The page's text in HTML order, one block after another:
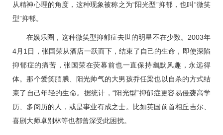
从精神心理的角度，这种现象被称之为“阳光型”抑郁，也叫“微笑
型”抑郁。
在娱乐圈，这种微笑型抑郁症去世的明星不在少数。2003年
4月1日，张国荣从酒店一跃而下，结束了自己的生命，即使深陷
抑郁症的痛苦，张国荣在荧幕前也一直保持幽默风趣，永远得
体。那个爱笑腼腆、阳光帅气的大男孩乔任梁也以自杀的方式结
束了自己年轻的生命。据统计，“阳光型”抑郁症更容易侵袭高学
历、多阅历的人，或是事业有成之士。比如英国前首相丘吉尔、
喜剧大师卓别林等也都曾深受此困扰。